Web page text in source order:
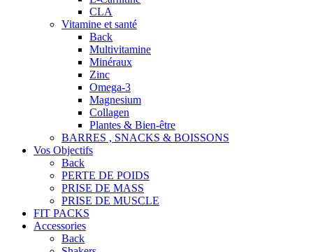
CLA
Vitamine et santé
Back
Multivitamine
Minéraux
Zinc
Omega-3
Magnesium
Collagen
Plantes & Bien-être
BARRES , SNACKS & BOISSONS
Vos Objectifs
Back
PERTE DE POIDS
PRISE DE MASS
PRISE DE MUSCLE
FIT PACKS
Accessories
Back